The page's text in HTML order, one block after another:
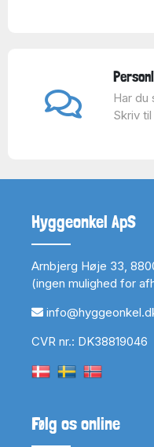
Har du
Skriv til
Hyggeonkel ApS
Arnbjerg Høje 33,
(ingen mulighed for
CVR nr.: DK38819046
Følg os online